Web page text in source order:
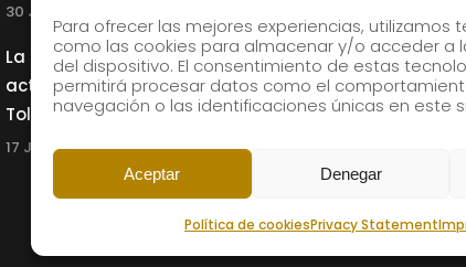
Para ofrecer las mejores experiencias, utilizamos
como las cookies para almacenar y/o acceder a
del dispositivo. El consentimiento de estas
permitirá procesar datos como el
navegación o las identificaciones únicas en este
Aceptar Denegar
Política de cookiesPrivacy Statement
30 July, 2026
La Musikene Big Band
actuará junto a Charles
Tolliver en el 61 Jazzaldia
17 July, 2026